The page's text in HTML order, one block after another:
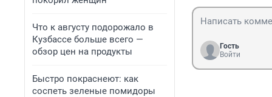
Что к августу подорожало в
Кузбассе больше всего —
обзор цен на продукты
Быстро покраснеют: как
соспеть зеленые помидоры
Гость
Войти